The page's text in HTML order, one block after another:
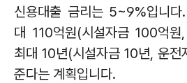
신용대출 금리는 5~9%입니다.
대 110억원(시설자금 100억원,
최대 10년(시설자금 10년, 운전
준다는 계획입니다.